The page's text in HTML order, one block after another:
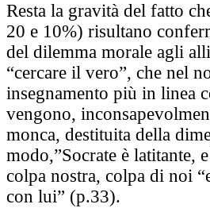
Resta la gravità del fatto
20 e 10%) risultano
del dilemma morale agli
“cercare il vero”, che nel
insegnamento più in linea
vengono,
monca, destituita della
modo,”Socrate è latitante,
colpa nostra, colpa di noi
con lui” (p.33).